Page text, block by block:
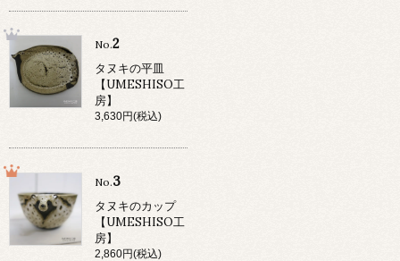
No.2
タヌキの平皿
【UMESHISO工
房】
3,630円(税込)
No.3
タヌキのカップ
【UMESHISO工
房】
2,860円(税込)